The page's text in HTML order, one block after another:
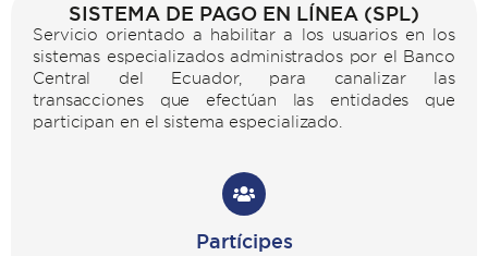
SISTEMA DE PAGO EN LÍNEA (SPL)
Servicio orientado a habilitar a los usuarios en los
sistemas especializados administrados por el Banco
Central del Ecuador, para canalizar las
transacciones que efectúan las entidades que
participan en el sistema especializado.
Partícipes